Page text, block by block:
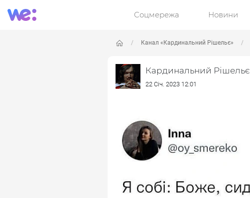
Соцмережа Новини
Канал «Кардинальний Рішельє»
Кардинальний Рішельє
22 Січ. 2023 12:01